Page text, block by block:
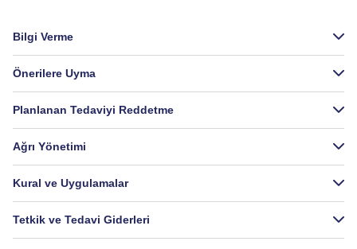
Bilgi Verme
Önerilere Uyma
Planlanan Tedaviyi Reddetme
Ağrı Yönetimi
Kural ve Uygulamalar
Tetkik ve Tedavi Giderleri